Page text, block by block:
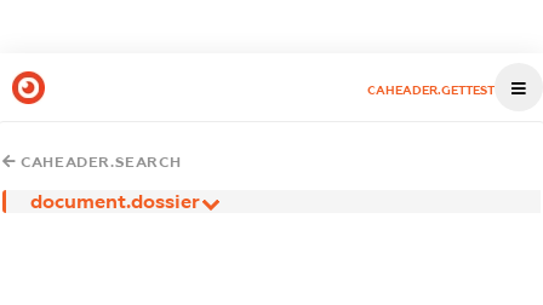
CAHEADER.GETTEST
CAHEADER.SEARCH
document.dossier